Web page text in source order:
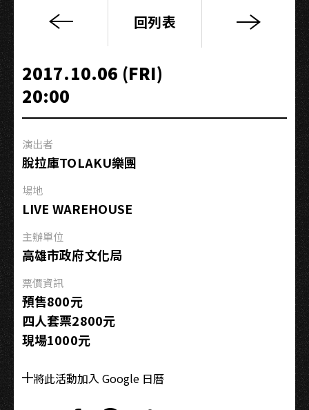
【微
夢
遊】
－
Vol.2
吐
PELICAN
FANCLUB(JP)
+
SHE’S(JP)
回列表
2017.10.06 (FRI)
20:00
演出者
脫拉庫TOLAKU樂團
場地
LIVE WAREHOUSE
主辦單位
高雄市政府文化局
票價資訊
預售800元
四人套票2800元
現場1000元
將此活動加入 Google 日曆